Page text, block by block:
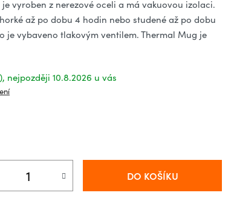
vyroben z nerezové oceli a má vakuovou izolaci.
až po dobu 4 hodin nebo studené až po dobu
je vybaveno tlakovým ventilem. Thermal Mug je
10.8.2026
DO KOŠÍKU